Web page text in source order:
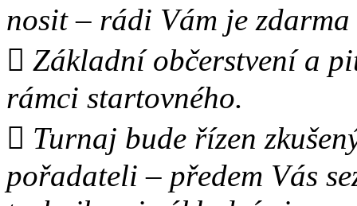
nosit – rádi Vám je
 Základní občerstvení a
rámci startovného.
 Turnaj bude řízen
pořadateli – předem Vás